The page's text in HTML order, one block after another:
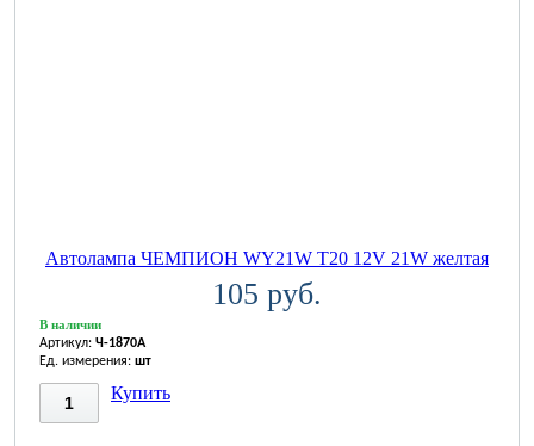
Автолампа ЧЕМПИОН WY21W T20 12V 21W желтая
105 руб.
В наличии
Артикул: Ч-1870A
Ед. измерения: шт
Купить